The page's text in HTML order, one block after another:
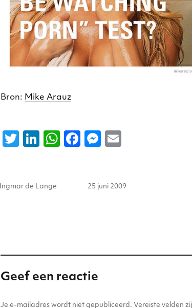
Bron: Mike Arauz
T
te
Li
e
W F
e
k
M
e
l
Ingmar de Lange
Geplaatst
25 juni 2009
Geef een reactie
Je e-mailadres wordt niet gepubliceerd. Vereiste velden